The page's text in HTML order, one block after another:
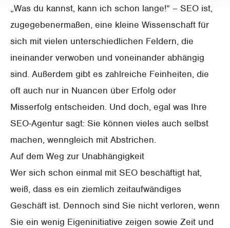
„Was du kannst, kann ich schon lange!“ – SEO ist,
zugegebenermaßen, eine kleine Wissenschaft für
sich mit vielen unterschiedlichen Feldern, die
ineinander verwoben und voneinander abhängig
sind. Außerdem gibt es zahlreiche Feinheiten, die
oft auch nur in Nuancen über Erfolg oder
Misserfolg entscheiden. Und doch, egal was Ihre
SEO-Agentur sagt: Sie können vieles auch selbst
machen, wenngleich mit Abstrichen.
Auf dem Weg zur Unabhängigkeit
Wer sich schon einmal mit SEO beschäftigt hat,
weiß, dass es ein ziemlich zeitaufwändiges
Geschäft ist. Dennoch sind Sie nicht verloren, wenn
Sie ein wenig Eigeninitiative zeigen sowie Zeit und